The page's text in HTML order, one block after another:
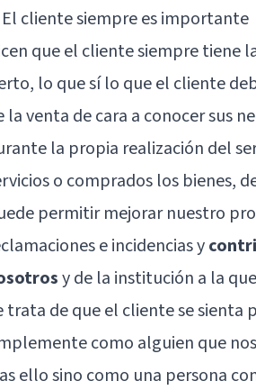
El cliente siempre es importante
que el cliente siempre tiene
lo que sí lo que el cliente
la venta de cara a conocer sus
la propia realización del
o comprados los bienes,
permitir mejorar nuestro
e incidencias y
y de la institución a la
trata de que el cliente se sienta
como alguien que
ello sino como una persona